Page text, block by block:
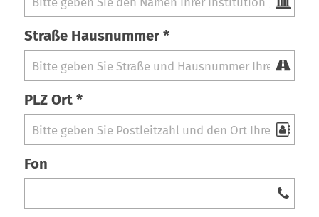
Straße Hausnummer *
PLZ Ort *
Fon